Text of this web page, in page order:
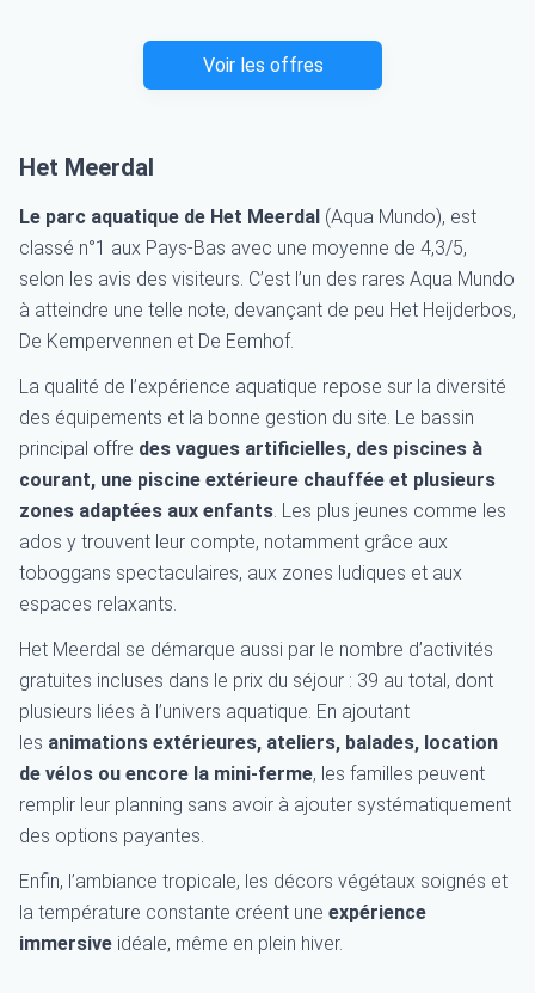
Voir les offres
Het Meerdal
Le parc aquatique de Het Meerdal (Aqua Mundo), est
classé n°1 aux Pays-Bas avec une moyenne de 4,3/5,
selon les avis des visiteurs. C’est l’un des rares Aqua Mundo
à atteindre une telle note, devançant de peu Het Heijderbos,
De Kempervennen et De Eemhof.
La qualité de l’expérience aquatique repose sur la diversité
des équipements et la bonne gestion du site. Le bassin
principal offre des vagues artificielles, des piscines à
courant, une piscine extérieure chauffée et plusieurs
zones adaptées aux enfants. Les plus jeunes comme les
ados y trouvent leur compte, notamment grâce aux
toboggans spectaculaires, aux zones ludiques et aux
espaces relaxants.
Het Meerdal se démarque aussi par le nombre d’activités
gratuites incluses dans le prix du séjour : 39 au total, dont
plusieurs liées à l’univers aquatique. En ajoutant
les animations extérieures, ateliers, balades, location
de vélos ou encore la mini-ferme, les familles peuvent
remplir leur planning sans avoir à ajouter systématiquement
des options payantes.
Enfin, l’ambiance tropicale, les décors végétaux soignés et
la température constante créent une expérience
immersive idéale, même en plein hiver.